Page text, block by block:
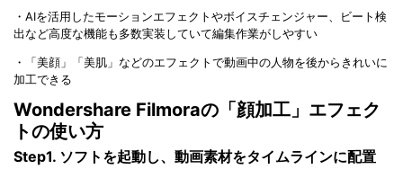
・AIを活用したモーションエフェクトやボイスチェンジャー、ビート検
出など高度な機能も多数実装していて編集作業がしやすい
・「美顔」「美肌」などのエフェクトで動画中の人物を後からきれいに
加工できる
Wondershare Filmoraの「顔加工」エフェク
トの使い方
Step1. ソフトを起動し、動画素材をタイムラインに配置